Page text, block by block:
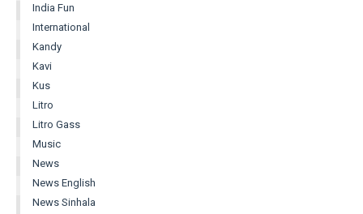
India Fun
International
Kandy
Kavi
Kus
Litro
Litro Gass
Music
News
News English
News Sinhala